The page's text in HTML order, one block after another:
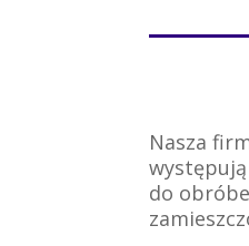
Nasza
do